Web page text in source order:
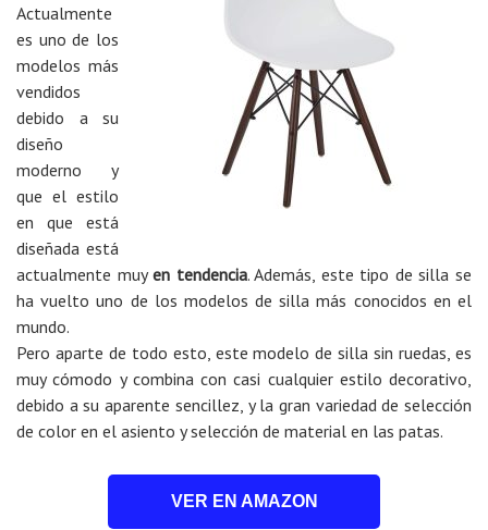
Actualmente
es uno de los
modelos más
vendidos
debido a su
diseño
moderno y
que el estilo
en que está
diseñada está
actualmente muyen tendencia. Además, este tipo de silla se
ha vuelto uno de los modelos de silla más conocidos en el
mundo.
Pero aparte de todo esto, este modelo de silla sin ruedas, es
muy cómodo y combina con casi cualquier estilo decorativo,
debido a su aparente sencillez, y la gran variedad de selección
de color en el asiento y selección de material en las patas.
VER EN AMAZON